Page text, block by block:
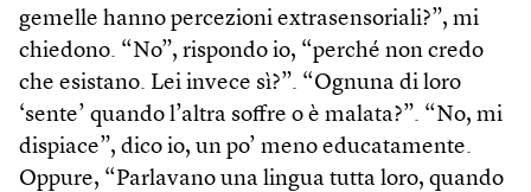
gemelle hanno percezioni extrasensoriali?”, mi
chiedono. “No”, rispondo io, “perché non credo
che esistano. Lei invece sì?”. “Ognuna di loro
‘sente’ quando l’altra soffre o è malata?”. “No, mi
dispiace”, dico io, un po’ meno educatamente.
Oppure, “Parlavano una lingua tutta loro, quando